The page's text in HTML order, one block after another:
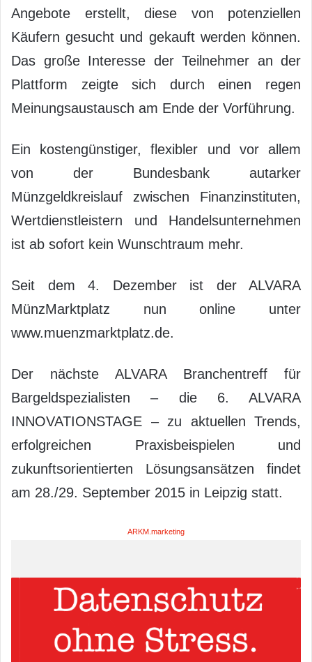
Angebote erstellt, diese von potenziellen
Käufern gesucht und gekauft werden können.
Das große Interesse der Teilnehmer an der
Plattform zeigte sich durch einen regen
Meinungsaustausch am Ende der Vorführung.
Ein kostengünstiger, flexibler und vor allem
von der Bundesbank autarker
Münzgeldkreislauf zwischen Finanzinstituten,
Wertdienstleistern und Handelsunternehmen
ist ab sofort kein Wunschtraum mehr.
Seit dem 4. Dezember ist der ALVARA
MünzMarktplatz nun online unter
www.muenzmarktplatz.de.
Der nächste ALVARA Branchentreff für
Bargeldspezialisten – die 6. ALVARA
INNOVATIONSTAGE – zu aktuellen Trends,
erfolgreichen Praxisbeispielen und
zukunftsorientierten Lösungsansätzen findet
am 28./29. September 2015 in Leipzig statt.
ARKM.marketing